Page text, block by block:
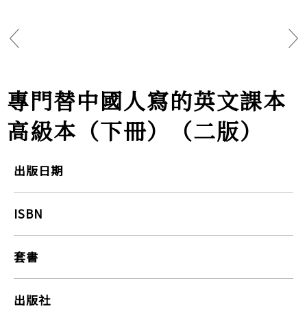
專門替中國人寫的英文課本
高級本（下冊）（二版）
出版日期
ISBN
套書
出版社